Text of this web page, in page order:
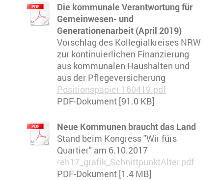
Die kommunale Verantwortung für
Gemeinwesen- und
Generationenarbeit (April 2019)
Vorschlag des Kollegialkreises NRW
zur kontinuierlichen Finanzierung
aus kommunalen Haushalten und
aus der Pflegeversicherung
Positionspapier 160419.pdf
PDF-Dokument [91.0 KB]
Neue Kommunen braucht das Land
Stand beim Kongress "Wir fürs
Quartier" am 6.10.2017
reh17_grafik_SchnittpunktAlter.pdf
PDF-Dokument [1.4 MB]